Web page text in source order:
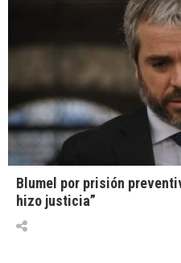
Blumel por prisión
hizo justicia”